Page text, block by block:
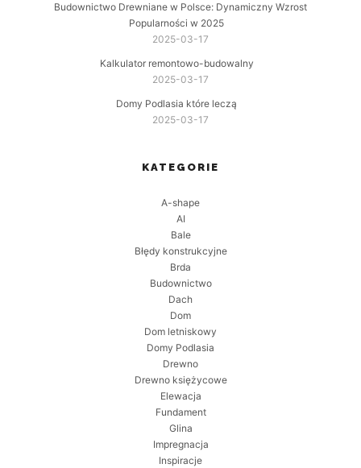
Budownictwo Drewniane w Polsce: Dynamiczny Wzrost
Popularności w 2025
2025-03-17
Kalkulator remontowo-budowalny
2025-03-17
Domy Podlasia które leczą
2025-03-17
KATEGORIE
A-shape
AI
Bale
Błędy konstrukcyjne
Brda
Budownictwo
Dach
Dom
Dom letniskowy
Domy Podlasia
Drewno
Drewno księżycowe
Elewacja
Fundament
Glina
Impregnacja
Inspiracje